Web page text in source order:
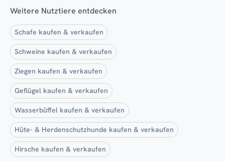
Weitere Nutztiere entdecken
Schafe kaufen & verkaufen
Schweine kaufen & verkaufen
Ziegen kaufen & verkaufen
Geflügel kaufen & verkaufen
Wasserbüffel kaufen & verkaufen
Hüte- & Herdenschutzhunde kaufen & verkaufen
Hirsche kaufen & verkaufen